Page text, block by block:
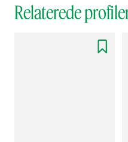
Relaterede
